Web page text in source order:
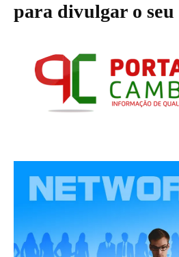
para divulgar o seu